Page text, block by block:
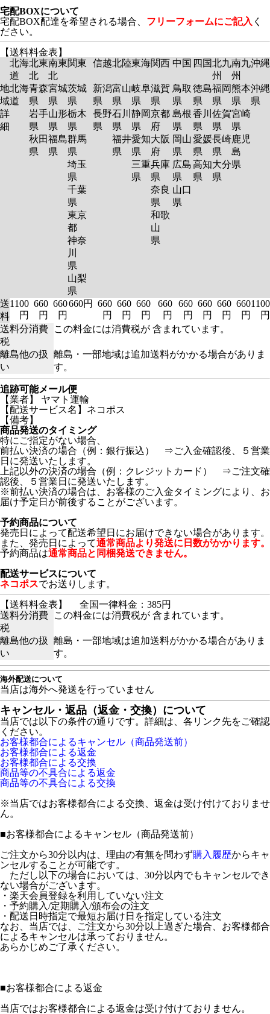
宅配BOXについて
宅配BOX配達を希望される場合、 フリーフォームにご記入 く
ださい。
【送料料金表】
北海
道
北東
北
南東
北
関東 信越北陸東海関西 中国 四国北九
州
南九
州
沖縄
地
域
詳
細
北海
道
青森
県
岩手
県
秋田
県
宮城
県
山形
県
福島
県
茨城
県
栃木
県
群馬
県
埼玉
県
千葉
県
東京
都
神奈
川
県
山梨
県
新潟
県
長野
県
富山
県
石川
県
福井
県
岐阜
県
静岡
県
愛知
県
三重
県
滋賀
県
京都
府
大阪
府
兵庫
県
奈良
県
和歌
山
県
鳥取
県
島根
県
岡山
県
広島
県
山口
県
徳島
県
香川
県
愛媛
県
高知
県
福岡
県
佐賀
県
長崎
県
大分
県
熊本
県
宮崎
県
鹿児
島
県
沖縄
県
送
料
1100
円
660
円
660
円
660円
660
円
660
円
660
円
660
円
660
円
660
円
660
円
660
円
1100
円
送料分消費
税
この料金には消費税が 含まれています。
離島他の扱
い
離島・一部地域は追加送料がかかる場合がありま
す。
追跡可能メール便
【業者】 ヤマト運輸
【配送サービス名】ネコポス
【備考】
商品発送のタイミング
特にご指定がない場合、
前払い決済の場合（例：銀行振込） ⇒ご入金確認後、５営業
日に発送いたします。
上記以外の決済の場合（例：クレジットカード） ⇒ご注文確
認後、５営業日に発送いたします。
※前払い決済の場合は、お客様のご入金タイミングにより、お
届け予定日が前後することがございます。
予約商品について
発売日によって配送希望日にお届けできない場合があります。
また、発売日によって通常商品より発送に日数がかかります。
予約商品は通常商品と同梱発送できません。
配送サービスについて
ネコポスでお送りします。
【送料料金表】
全国一律料金：385円
送料分消費
税
この料金には消費税が 含まれています。
離島他の扱
い
離島・一部地域は追加送料がかかる場合がありま
す。
海外配送について
当店は海外へ発送を行っていません
キャンセル・返品（返金・交換）について
当店では以下の条件の通りです。詳細は、各リンク先をご確認
ください。
お客様都合によるキャンセル（商品発送前）
お客様都合による返金
お客様都合による交換
商品等の不具合による返金
商品等の不具合による交換
※当店ではお客様都合による交換、返金は受け付けておりませ
ん。
■お客様都合によるキャンセル（商品発送前）
ご注文から30分以内は、理由の有無を問わず購入履歴からキャ
ンセルすることが可能です。
ただし以下の場合においては、30分以内でもキャンセルでき
ない場合がございます。
・楽天会員登録を利用していない注文
・予約購入/定期購入/頒布会の注文
・配送日時指定で最短お届け日を指定している注文
なお、当店では、ご注文から30分以上過ぎた場合、お客様都合
によるキャンセルは承っておりません。
あらかじめご了承ください。
■お客様都合による返金
当店ではお客様都合による返金は受け付けておりません。